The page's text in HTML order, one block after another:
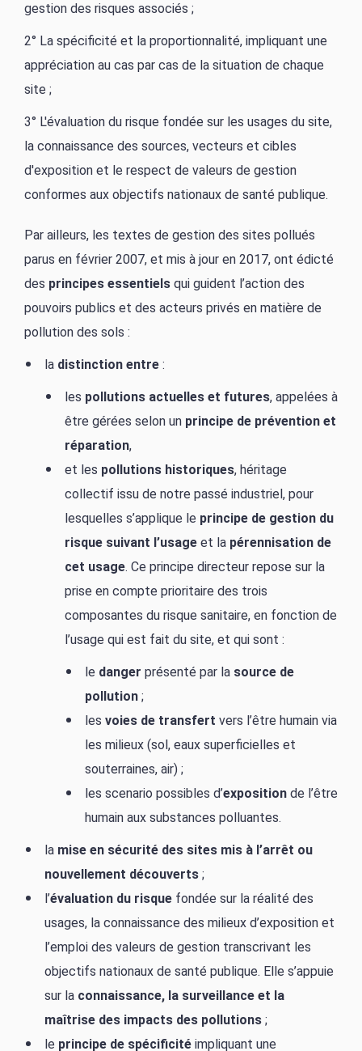
gestion des risques associés ;
2° La spécificité et la proportionnalité, impliquant une
appréciation au cas par cas de la situation de chaque
site ;
3° L'évaluation du risque fondée sur les usages du site,
la connaissance des sources, vecteurs et cibles
d'exposition et le respect de valeurs de gestion
conformes aux objectifs nationaux de santé publique.
Par ailleurs, les textes de gestion des sites pollués
parus en février 2007, et mis à jour en 2017, ont édicté
des principes essentiels qui guident l’action des
pouvoirs publics et des acteurs privés en matière de
pollution des sols :
la distinction entre :
les pollutions actuelles et futures, appelées à
être gérées selon un principe de prévention et
réparation,
et les pollutions historiques, héritage
collectif issu de notre passé industriel, pour
lesquelles s’applique le principe de gestion du
risque suivant l’usage et la pérennisation de
cet usage. Ce principe directeur repose sur la
prise en compte prioritaire des trois
composantes du risque sanitaire, en fonction de
l’usage qui est fait du site, et qui sont :
le danger présenté par la source de
pollution ;
les voies de transfert vers l’être humain via
les milieux (sol, eaux superficielles et
souterraines, air) ;
les scenario possibles d’exposition de l’être
humain aux substances polluantes.
la mise en sécurité des sites mis à l’arrêt ou
nouvellement découverts ;
l’évaluation du risque fondée sur la réalité des
usages, la connaissance des milieux d’exposition et
l’emploi des valeurs de gestion transcrivant les
objectifs nationaux de santé publique. Elle s’appuie
sur la connaissance, la surveillance et la
maîtrise des impacts des pollutions ;
le principe de spécificité impliquant une